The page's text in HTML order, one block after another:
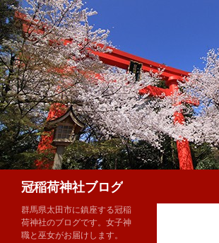
冠稲荷神社ブログ
群馬県太田市に鎮座する冠稲
荷神社のブログです。女子神
職と巫女がお届けします。